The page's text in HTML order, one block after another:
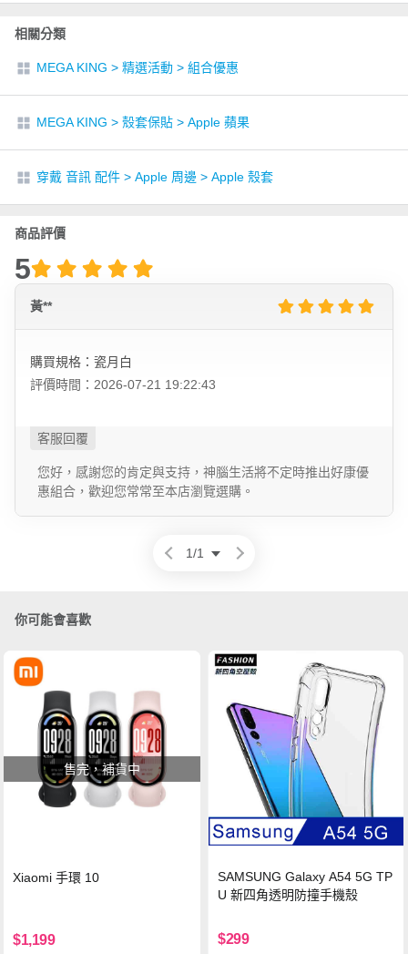
相關分類
MEGA KING > 精選活動 > 組合優惠
MEGA KING > 殼套保貼 > Apple 蘋果
穿戴 音訊 配件 > Apple 周邊 > Apple 殼套
商品評價
5
黃**
購買規格：瓷月白
評價時間：2026-07-21 19:22:43
您好，感謝您的肯定與支持，神腦生活將不定時推出好康優
惠組合，歡迎您常常至本店瀏覽選購。
1/1
你可能會喜歡
售完，補貨中
Xiaomi 手環 10
$1,199
SAMSUNG Galaxy A54 5G TP
U 新四角透明防撞手機殼
$299